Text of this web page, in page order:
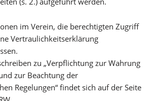
im Verein, die berechtigten Zugriff
Vertraulichkeitserklärung
zu „Verpflichtung zur Wahrung
zur Beachtung der
Regelungen“ findet sich auf der Seite